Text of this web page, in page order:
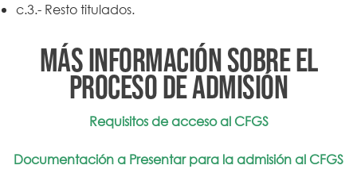
c.3.- Resto titulados.
Más información sobre el
proceso de Admisión
Requisitos de acceso al CFGS
Documentación a Presentar para la admisión al CFGS